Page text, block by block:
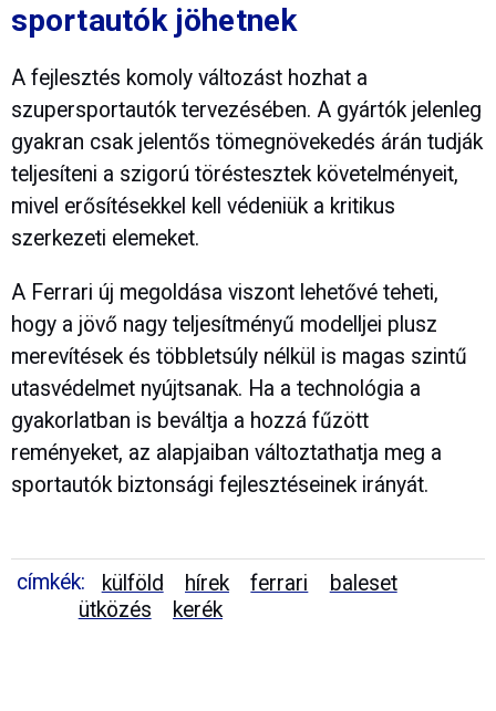
sportautók jöhetnek
A fejlesztés komoly változást hozhat a
szupersportautók tervezésében. A gyártók jelenleg
gyakran csak jelentős tömegnövekedés árán tudják
teljesíteni a szigorú töréstesztek követelményeit,
mivel erősítésekkel kell védeniük a kritikus
szerkezeti elemeket.
A Ferrari új megoldása viszont lehetővé teheti,
hogy a jövő nagy teljesítményű modelljei plusz
merevítések és többletsúly nélkül is magas szintű
utasvédelmet nyújtsanak. Ha a technológia a
gyakorlatban is beváltja a hozzá fűzött
reményeket, az alapjaiban változtathatja meg a
sportautók biztonsági fejlesztéseinek irányát.
címkék: külföld hírek ferrari
baleset
ütközés
kerék